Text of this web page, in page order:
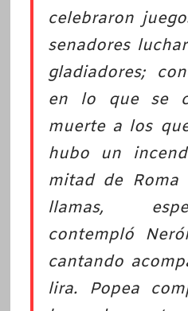
celebraron
senadores
gladiadores;
en lo que se
muerte a los
hubo un
mitad de
llamas,
contempló
cantando
lira. Popea